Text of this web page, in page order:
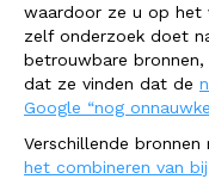
waardoor ze u op het
zelf onderzoek doet
betrouwbare bronnen,
dat ze vinden dat de
Google “nog
Verschillende
het combineren van